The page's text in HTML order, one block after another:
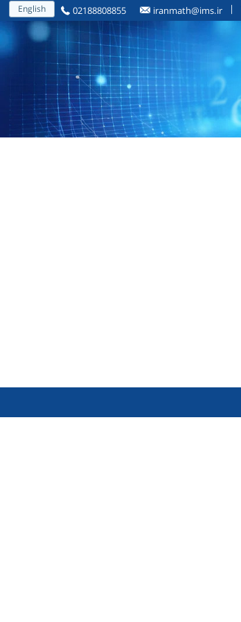
English 02188808855 iranmath@ims.ir |